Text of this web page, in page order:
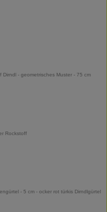
- geometrisches Muster - 75 cm
Rockstoff
- 5 cm - ocker rot türkis Dirndlgürtel